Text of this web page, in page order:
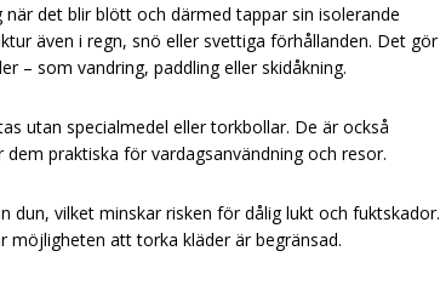
det blir blött och därmed tappar sin isolerande
även i regn, snö eller svettiga förhållanden. Det gör
– som vandring, paddling eller skidåkning.
utan specialmedel eller torkbollar. De är också
praktiska för vardagsanvändning och resor.
dun, vilket minskar risken för dålig lukt och fuktskador.
möjligheten att torka kläder är begränsad.